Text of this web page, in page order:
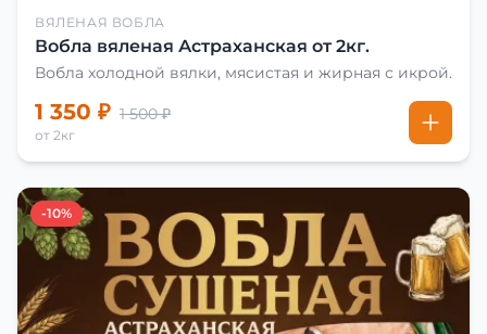
ВЯЛЕНАЯ ВОБЛА
Вобла вяленая Астраханская от 2кг.
Вобла холодной вялки, мясистая и жирная с икрой.
1 350 ₽ 1 500 ₽
от 2кг
-10%